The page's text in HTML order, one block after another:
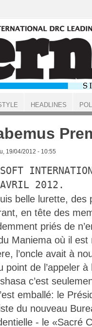
19/04/2012 - 10:55
2012.
belle lurette, des
en tête des
priés de
Maniema où il
l’oncle avait à
point de l’appeler
c’est
emballé: le
du nouveau
- le «Sacré
HEADLINES